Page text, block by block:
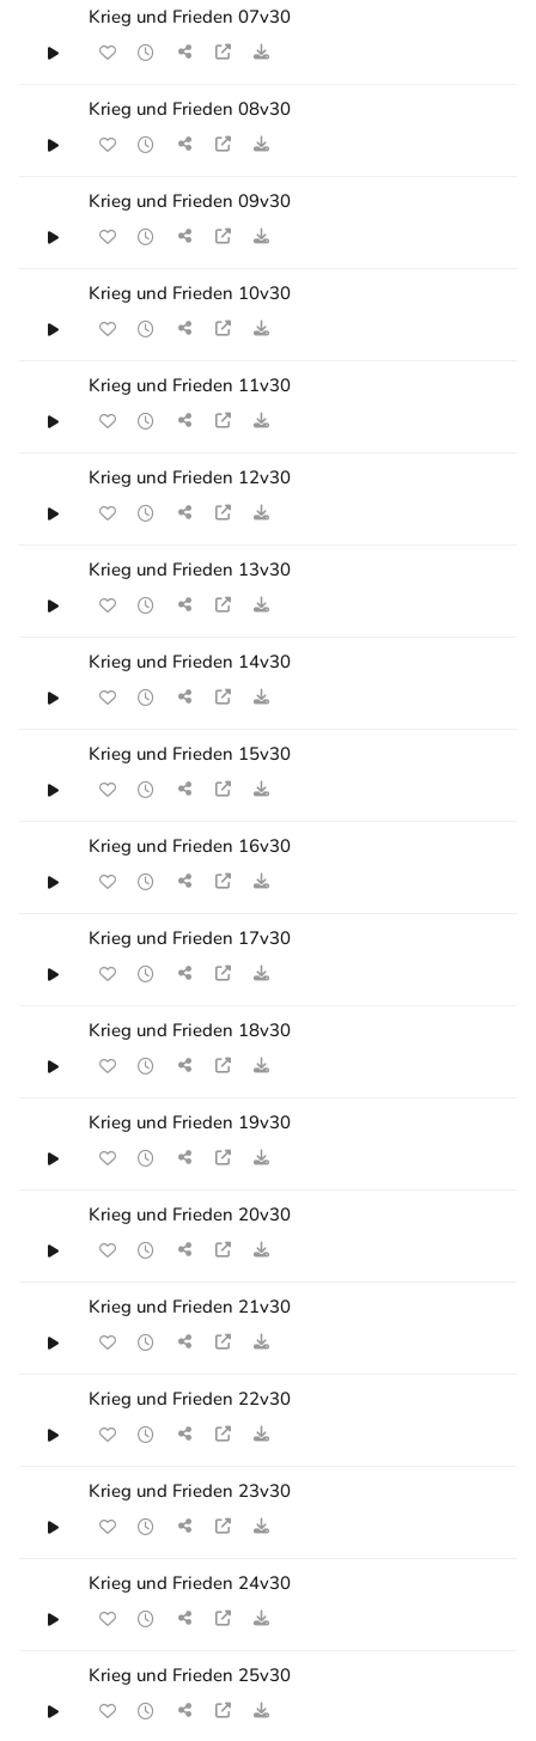
Krieg und Frieden 07v30
Krieg und Frieden 08v30
Krieg und Frieden 09v30
Krieg und Frieden 10v30
Krieg und Frieden 11v30
Krieg und Frieden 12v30
Krieg und Frieden 13v30
Krieg und Frieden 14v30
Krieg und Frieden 15v30
Krieg und Frieden 16v30
Krieg und Frieden 17v30
Krieg und Frieden 18v30
Krieg und Frieden 19v30
Krieg und Frieden 20v30
Krieg und Frieden 21v30
Krieg und Frieden 22v30
Krieg und Frieden 23v30
Krieg und Frieden 24v30
Krieg und Frieden 25v30